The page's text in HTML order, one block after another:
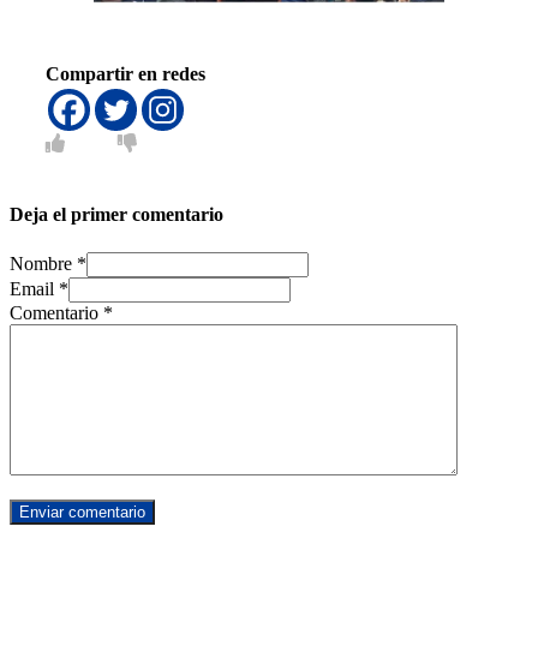
Compartir en redes
Deja el primer comentario
Nombre *
Email *
Comentario *